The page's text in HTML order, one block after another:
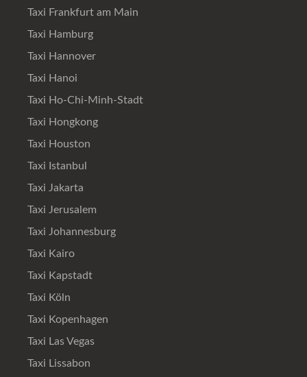
Taxi Frankfurt am Main
Taxi Hamburg
Taxi Hannover
Taxi Hanoi
Taxi Ho-Chi-Minh-Stadt
Taxi Hongkong
Taxi Houston
Taxi Istanbul
Taxi Jakarta
Taxi Jerusalem
Taxi Johannesburg
Taxi Kairo
Taxi Kapstadt
Taxi Köln
Taxi Kopenhagen
Taxi Las Vegas
Taxi Lissabon